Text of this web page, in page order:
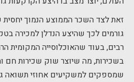
זאת לצד השכר הממוצע הנמוך
גורמים לכך שהיצע הנדלן למכירה
רבים, בעוד שהאוכלוסייה המקומית
בשכירות, מה שיוצר שוק שכירות חם
שמספקים למשקיעים אחוזי תשואה